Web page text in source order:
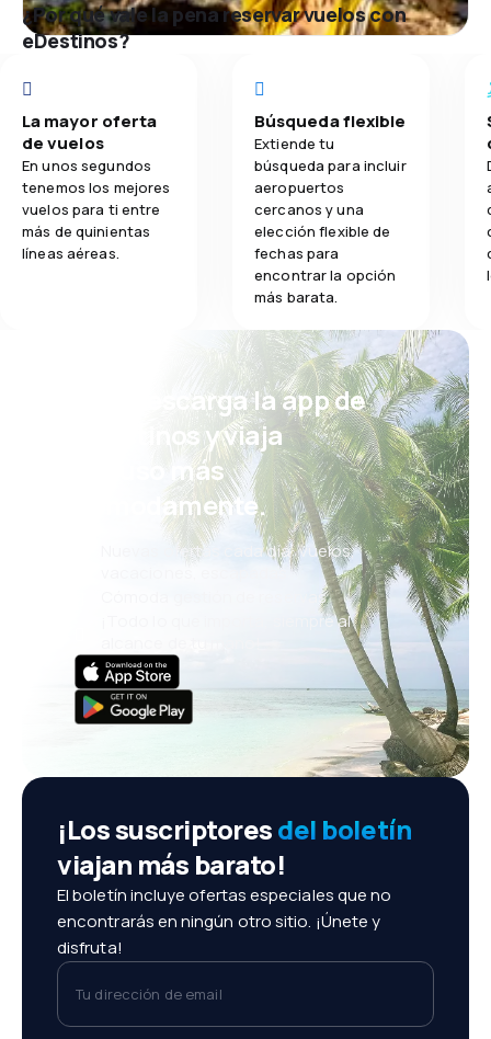
¿Por qué vale la pena reservar vuelos con
eDestinos?
La mayor oferta
de vuelos
En unos segundos
tenemos los mejores
vuelos para ti entre
más de quinientas
líneas aéreas.
Búsqueda flexible
Extiende tu
búsqueda para incluir
aeropuertos
cercanos y una
elección flexible de
fechas para
encontrar la opción
más barata.
¡Eh! Descarga la app de
eDestinos y viaja
incluso más
cómodamente.
Nuevas ofertas cada día: vuelos,
vacaciones, escapadas
Cómoda gestión de reservas
¡Todo lo que importa, siempre al
¡Los suscriptoresdel boletín
viajan más barato!
El boletín incluye ofertas especiales que no
encontrarás en ningún otro sitio. ¡Únete y
disfruta!
Tu dirección de email